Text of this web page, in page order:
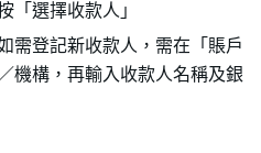
「選擇收款人」
需登記新收款人，需在「賬戶
機構，再輸入收款人名稱及銀